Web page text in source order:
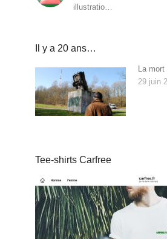
illustratio…
Il y a 20 ans…
La mort
29 juin
Tee-shirts Carfree